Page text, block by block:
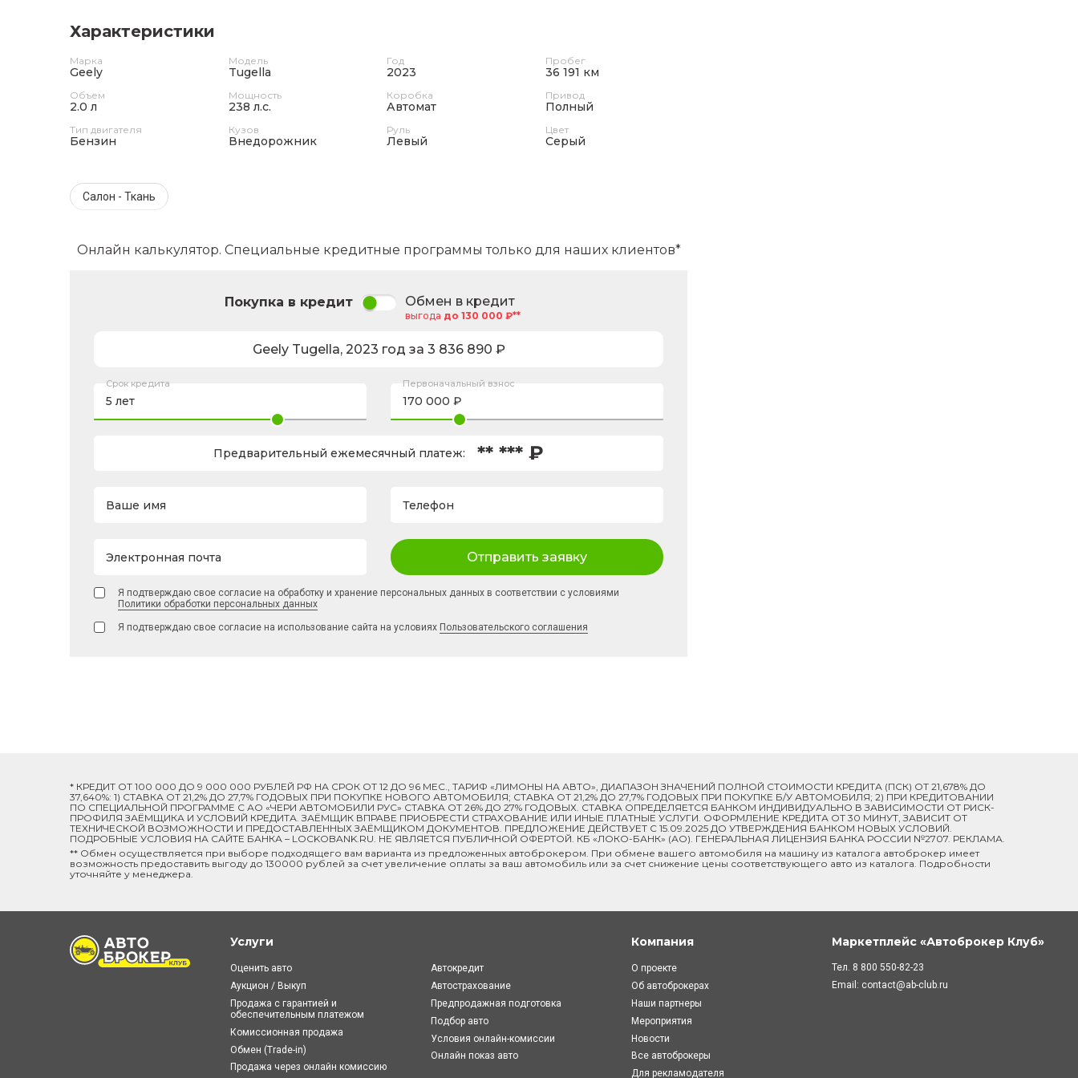
Характеристики
Марка
Geely
Модель
Tugella
Год
2023
Пробег
36 191 км
Объем
2.0 л
Мощность
238 л.с.
Коробка
Автомат
Привод
Полный
Тип двигателя
Бензин
Кузов
Внедорожник
Руль
Левый
Цвет
Серый
Салон - Ткань
Онлайн калькулятор. Специальные кредитные программы только для наших клиентов*
Покупка в кредит Обмен в кредит
выгода до 130 000 ₽**
Geely Tugella, 2023 год за 3 836 890 ₽
Срок кредита Первоначальный взнос
Предварительный ежемесячный платеж: ** *** ₽
Ваше имя Телефон
Электронная почта Отправить заявку
Я подтверждаю свое согласие на обработку и хранение персональных данных в соответствии с условиями
Политики обработки персональных данных
Я подтверждаю свое согласие на использование сайта на условиях Пользовательского соглашения
* КРЕДИТ ОТ 100 000 ДО 9 000 000 РУБЛЕЙ РФ НА СРОК ОТ 12 ДО 96 МЕС., ТАРИФ «ЛИМОНЫ НА АВТО», ДИАПАЗОН ЗНАЧЕНИЙ ПОЛНОЙ СТОИМОСТИ КРЕДИТА (ПСК) ОТ 21,678% ДО
37,640%: 1) СТАВКА ОТ 21,2% ДО 27,7% ГОДОВЫХ ПРИ ПОКУПКЕ НОВОГО АВТОМОБИЛЯ; СТАВКА ОТ 21,2% ДО 27,7% ГОДОВЫХ ПРИ ПОКУПКЕ Б/У АВТОМОБИЛЯ; 2) ПРИ КРЕДИТОВАНИИ
ПО СПЕЦИАЛЬНОЙ ПРОГРАММЕ C АО «ЧЕРИ АВТОМОБИЛИ РУС» СТАВКА ОТ 26% ДО 27% ГОДОВЫХ. СТАВКА ОПРЕДЕЛЯЕТСЯ БАНКОМ ИНДИВИДУАЛЬНО В ЗАВИСИМОСТИ ОТ РИСК-
ПРОФИЛЯ ЗАЁМЩИКА И УСЛОВИЙ КРЕДИТА. ЗАЁМЩИК ВПРАВЕ ПРИОБРЕСТИ СТРАХОВАНИЕ ИЛИ ИНЫЕ ПЛАТНЫЕ УСЛУГИ. ОФОРМЛЕНИЕ КРЕДИТА ОТ 30 МИНУТ, ЗАВИСИТ ОТ
ТЕХНИЧЕСКОЙ ВОЗМОЖНОСТИ И ПРЕДОСТАВЛЕННЫХ ЗАЁМЩИКОМ ДОКУМЕНТОВ. ПРЕДЛОЖЕНИЕ ДЕЙСТВУЕТ С 15.09.2025 ДО УТВЕРЖДЕНИЯ БАНКОМ НОВЫХ УСЛОВИЙ.
ПОДРОБНЫЕ УСЛОВИЯ НА САЙТЕ БАНКА – LOCKOBANK.RU. НЕ ЯВЛЯЕТСЯ ПУБЛИЧНОЙ ОФЕРТОЙ. КБ «ЛОКО-БАНК» (АО). ГЕНЕРАЛЬНАЯ ЛИЦЕНЗИЯ БАНКА РОССИИ №2707. РЕКЛАМА.
** Обмен осуществляется при выборе подходящего вам варианта из предложенных автоброкером. При обмене вашего автомобиля на машину из каталога автоброкер имеет
возможность предоставить выгоду до 130000 рублей за счет увеличение оплаты за ваш автомобиль или за счет снижение цены соответствующего авто из каталога. Подробности
уточняйте у менеджера.
Услуги
Оценить авто
Аукцион / Выкуп
Продажа с гарантией и
обеспечительным платежом
Комиссионная продажа
Обмен (Trade-in)
Продажа через онлайн комиссию
Автокредит
Автострахование
Предпродажная подготовка
Подбор авто
Условия онлайн-комиcсии
Онлайн показ авто
Компания
О проекте
Об автоброкерах
Наши партнеры
Мероприятия
Новости
Все автоброкеры
Для рекламодателя
Маркетплейс «Автоброкер Клуб»
Тел. 8 800 550-82-23
Email: contact@ab-club.ru